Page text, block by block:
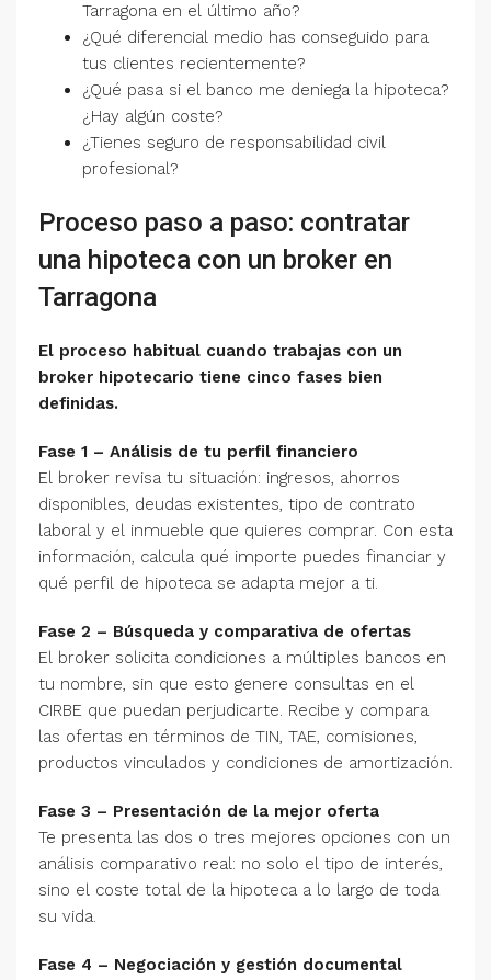
Tarragona en el último año?
¿Qué diferencial medio has conseguido para
tus clientes recientemente?
¿Qué pasa si el banco me deniega la hipoteca?
¿Hay algún coste?
¿Tienes seguro de responsabilidad civil
profesional?
Proceso paso a paso: contratar
una hipoteca con un broker en
Tarragona
El proceso habitual cuando trabajas con un
broker hipotecario tiene cinco fases bien
definidas.
Fase 1 – Análisis de tu perfil financiero
El broker revisa tu situación: ingresos, ahorros
disponibles, deudas existentes, tipo de contrato
laboral y el inmueble que quieres comprar. Con esta
información, calcula qué importe puedes financiar y
qué perfil de hipoteca se adapta mejor a ti.
Fase 2 – Búsqueda y comparativa de ofertas
El broker solicita condiciones a múltiples bancos en
tu nombre, sin que esto genere consultas en el
CIRBE que puedan perjudicarte. Recibe y compara
las ofertas en términos de TIN, TAE, comisiones,
productos vinculados y condiciones de amortización.
Fase 3 – Presentación de la mejor oferta
Te presenta las dos o tres mejores opciones con un
análisis comparativo real: no solo el tipo de interés,
sino el coste total de la hipoteca a lo largo de toda
su vida.
Fase 4 – Negociación y gestión documental